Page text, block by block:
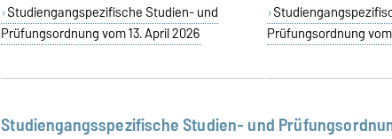
Studiengangspezifische Studien- und
Prüfungsordnung vom 13. April 2026
Prüfungsordnung
Studiengangsspezifische Studien- und